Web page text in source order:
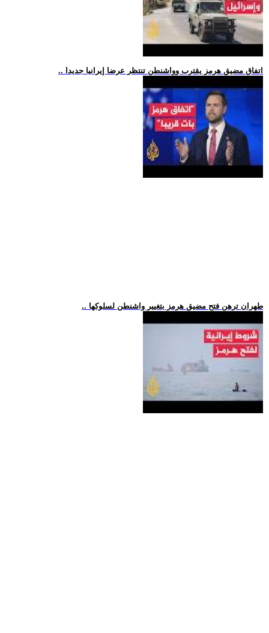
.. اتفاق مضيق هرمز يقترب وواشنطن تنتظر عرضا إيرانيا جديدا
.. طهران ترهن فتح مضيق هرمز بتغيير واشنطن لسلوكها